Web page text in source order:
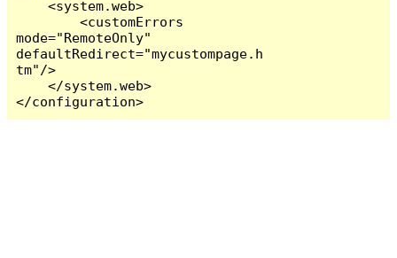
    <system.web>
        <customErrors
mode="RemoteOnly"
defaultRedirect="mycustompage.h
tm"/>
    </system.web>
</configuration>